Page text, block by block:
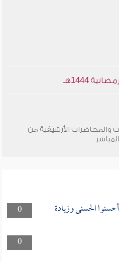
1444هـ
والمحاضرات الأرشيفية من
0 الحسنى وزيادة
0